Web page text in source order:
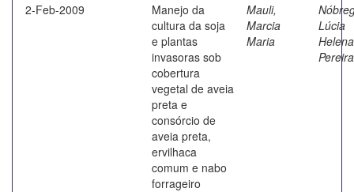
2-Feb-2009
Manejo da
cultura da soja
e plantas
invasoras sob
cobertura
vegetal de aveia
preta e
consórcio de
aveia preta,
ervilhaca
comum e nabo
forrageiro
Mauli,
Marcia
Maria
Lúcia
Helena
Pereira